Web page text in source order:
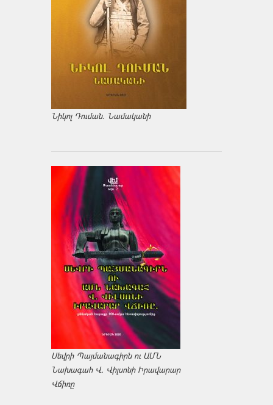
Նիկոլ Դուման. Նամականի
Սեվրի Պայմանագիրն ու ԱՄՆ
Նախագահ Վ. Վիլսոնի Իրավարար
Վճիռը